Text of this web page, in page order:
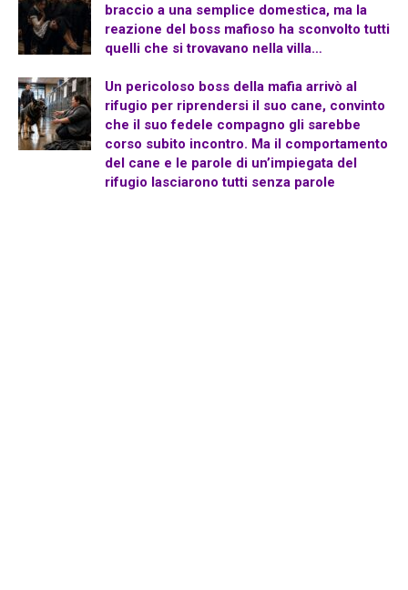
braccio a una semplice domestica, ma la
reazione del boss mafioso ha sconvolto tutti
quelli che si trovavano nella villa…
Un pericoloso boss della mafia arrivò al
rifugio per riprendersi il suo cane, convinto
che il suo fedele compagno gli sarebbe
corso subito incontro. Ma il comportamento
del cane e le parole di un’impiegata del
rifugio lasciarono tutti senza parole